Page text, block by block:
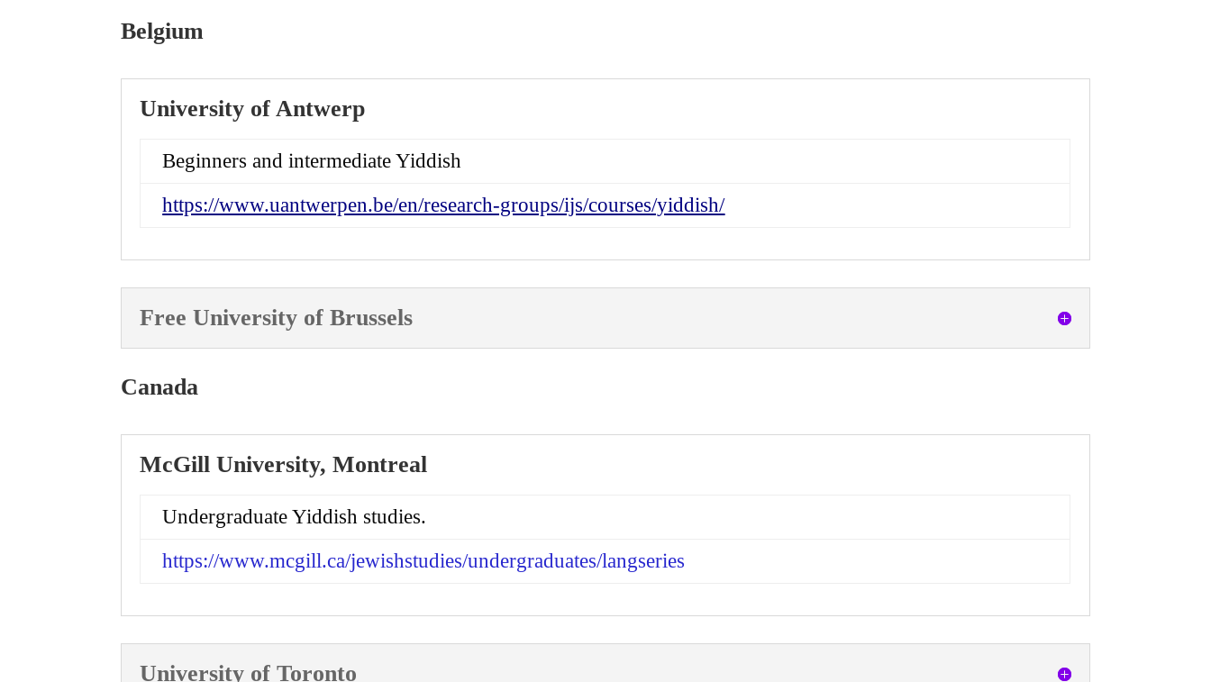
Belgium
University of Antwerp
Beginners and intermediate Yiddish
https://www.uantwerpen.be/en/research-groups/ijs/courses/yiddish/
Free University of Brussels
Canada
McGill University, Montreal
Undergraduate Yiddish studies.
https://www.mcgill.ca/jewishstudies/undergraduates/langseries
University of Toronto